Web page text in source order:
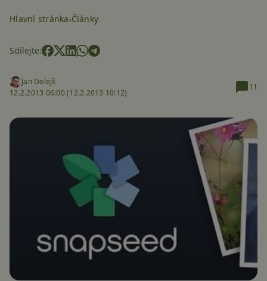
Hlavní stránka Články
Sdílejte:
Jan Dolejš
12.2.2013 06:00 (12.2.2013 10:12)
11